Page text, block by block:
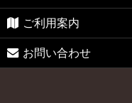
ご利用案内
お問い合わせ